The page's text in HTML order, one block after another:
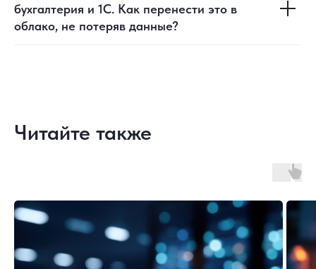
бухгалтерия и 1С. Как перенести это в
облако, не потеряв данные?
Читайте также